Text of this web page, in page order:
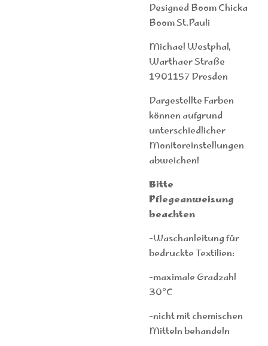
Designed Boom Chicka
Boom St.Pauli
Michael Westphal,
Warthaer Straße
1901157 Dresden
Dargestellte Farben
können aufgrund
unterschiedlicher
Monitoreinstellungen
abweichen!
Bitte
Pflegeanweisung
beachten
-Waschanleitung für
bedruckte Textilien:
-maximale Gradzahl
30°C
-nicht mit chemischen
Mitteln behandeln